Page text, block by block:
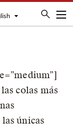
colas más
únicas